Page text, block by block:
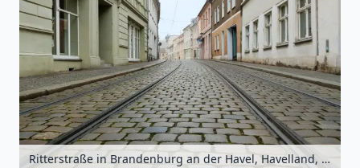
Ritterstraße in Brandenburg an der Havel, Havelland, Brandenburg, Deutschland